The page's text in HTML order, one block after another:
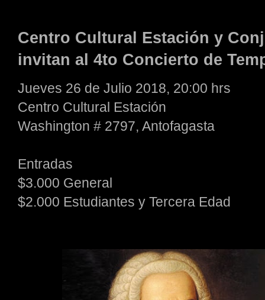
Centro Cultural Estación y
invitan al 4to Concierto de
Jueves 26 de Julio 2018, 20:00 hrs
Centro Cultural Estación
Washington # 2797, Antofagasta
Entradas
$3.000 General
$2.000 Estudiantes y Tercera Edad